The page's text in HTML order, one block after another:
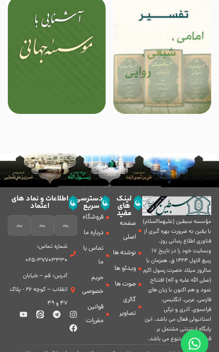
مؤسسه سبطين (عليهماالسلام)
با يقين به ضرورت بهره گیرى از
فناورى اطلاع رسانى روز،
وبسایت خود را در تاريخ 17
ربيع الاول 1424 ق. همزمان با
سالروز ميلاد حضرت رسول اكرم
(صلی الله علیه و آله) افتتاح
نمود و هم اكنون با زبان های
فارسی، عربى، انگلیسی،
فرانسوی، آذری و ترکی
استانبولی فعال مى باشد. اين
پايگاه اينترنتى مشتمل بر
قسمت هاى متنوع مى باشد.
لینک
های
مفید
صفحه
اصلی
نوشته ها
ویدئو ها
صوت ها
گالری
تصاویر
دسترسی
سریع
فروشگاه
درباره ما
تماس با
ما
حریم
خصوصی
قوانین
مقررات
اطلاعات و نماد های
اعتماد
شماره تماس:
37703330-025
آدرس: قم – خیابان
انقلاب – کوچه 26 - پلاک
47 و 49